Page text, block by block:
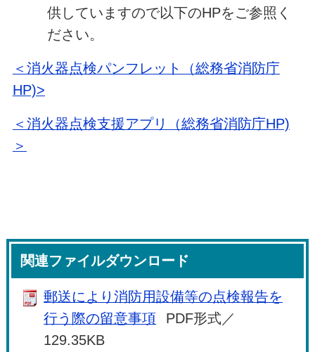
供していますので以下のHPをご参照く
ださい。
＜消火器点検パンフレット（総務省消防庁
HP)>
＜消火器点検支援アプリ（総務省消防庁HP)
＞
関連ファイルダウンロード
郵送により消防用設備等の点検報告を
行う際の留意事項
PDF形式／
129.35KB